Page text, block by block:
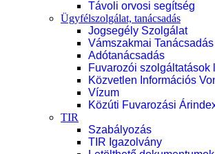
Távoli orvosi segítség
Ügyfélszolgálat, tanácsadás
Jogsegély Szolgálat
Vámszakmai Tanácsadás
Adótanácsadás
Fuvarozói szolgáltatások
Közvetlen Információs
Vízum
Közúti Fuvarozási
TIR
Szabályozás
TIR Igazolvány